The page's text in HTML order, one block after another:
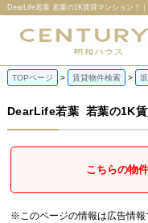
DearLife若葉 若葉の1K賃貸マンション！
TOPページ 賃貸物件検索
DearLife若葉 若葉の1K
こちらの物
※このページの情報は広告情報